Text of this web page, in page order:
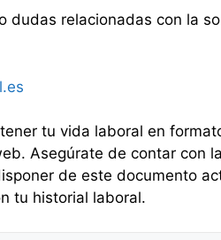
dudas relacionadas con la
tu vida laboral en
Asegúrate de contar con
de este documento
tu historial laboral.